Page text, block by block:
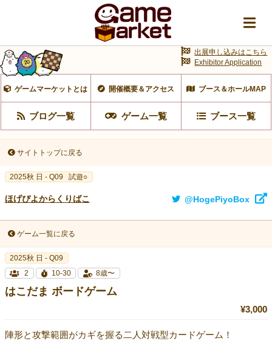
ゲームマーケットとは 開催概要＆アクセス ブース＆ホールMAP
ブログ一覧 ゲーム一覧 ブース一覧
出展申し込みはこちら
Exhibitor Application
サイトトップに戻る
2025秋 日 - Q09 試遊○
ほげぴよからくりばこ @HogePiyoBox
ゲーム一覧に戻る
2025秋 日 - Q09
2
10-30 8歳〜
はこだま ボードゲーム
¥3,000
陣形と攻撃範囲がカギを握る二人対戦型カードゲーム！